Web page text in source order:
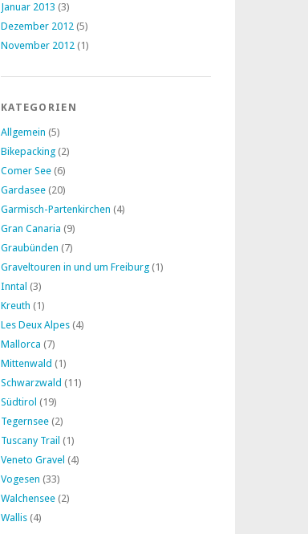
Januar 2013 (3)
Dezember 2012 (5)
November 2012 (1)
KATEGORIEN
Allgemein (5)
Bikepacking (2)
Comer See (6)
Gardasee (20)
Garmisch-Partenkirchen (4)
Gran Canaria (9)
Graubünden (7)
Graveltouren in und um Freiburg (1)
Inntal (3)
Kreuth (1)
Les Deux Alpes (4)
Mallorca (7)
Mittenwald (1)
Schwarzwald (11)
Südtirol (19)
Tegernsee (2)
Tuscany Trail (1)
Veneto Gravel (4)
Vogesen (33)
Walchensee (2)
Wallis (4)